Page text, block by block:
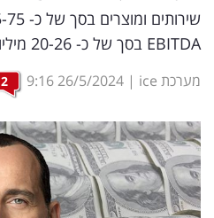
משפט
ומחקרים
דעות
רכילות
עסקית
EBITDA בסך של כ- 20-26 מיליון דולר"
מערכת ice |
26/5/2024
9:16
2